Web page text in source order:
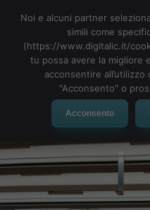
Noi e alcuni partner
simili come
(https://www.digitalic.it/
tu possa avere la migliore
acconsentire
"Acconsento" o
Acconsento